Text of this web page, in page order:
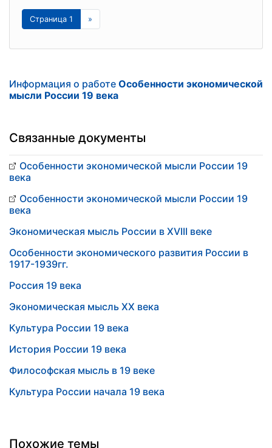
Страница 1 »
Информация о работе Особенности экономической
мысли России 19 века
Связанные документы
Особенности экономической мысли России 19
века
Особенности экономической мысли России 19
века
Экономическая мысль России в XVIII веке
Особенности экономического развития России в
1917-1939гг.
Россия 19 века
Экономическая мысль XX века
Культура России 19 века
История России 19 века
Философская мысль в 19 веке
Культура России начала 19 века
Похожие темы